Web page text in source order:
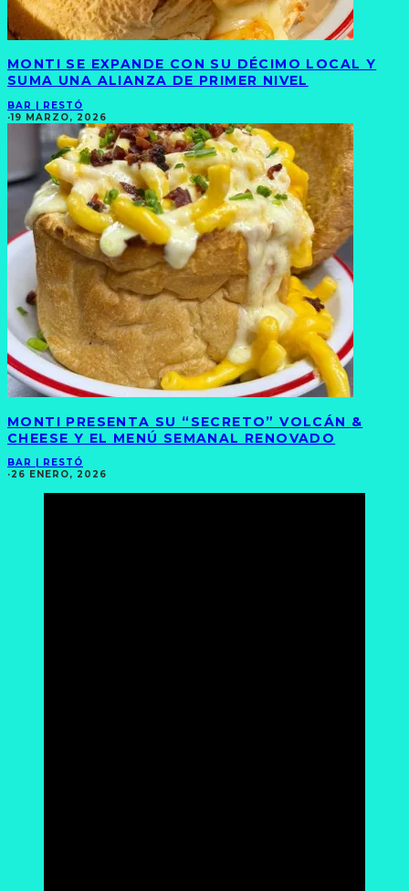
MONTI SE EXPANDE CON SU DÉCIMO LOCAL Y
SUMA UNA ALIANZA DE PRIMER NIVEL
BAR | RESTÓ
·19 MARZO, 2026
MONTI PRESENTA SU “SECRETO” VOLCÁN &
CHEESE Y EL MENÚ SEMANAL RENOVADO
BAR | RESTÓ
·26 ENERO, 2026